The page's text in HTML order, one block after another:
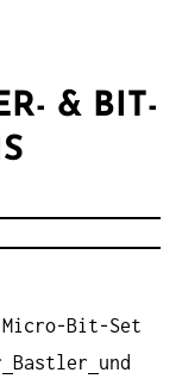
& BIT-
Micro-Bit-Set
Bastler
und